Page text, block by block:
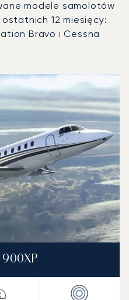
modele samolotów
12 miesięcy:
Bravo i Cessna
Miejsca
Zasięg (km)